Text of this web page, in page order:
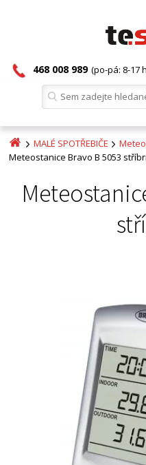
468 008 989 (po-pá: 8-17
MALÉ SPOTŘEBIČE
Meteostanice Bravo B 5053